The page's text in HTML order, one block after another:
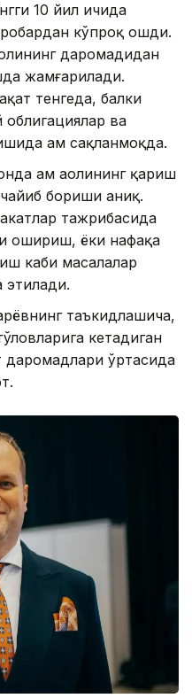
10 йил ичида
кўпроқ ошди.
даромадидан
жамғарилади.
тенгеда, балки
ва
ҳам сақланмоқда.
ҳам аҳолининг қариш
бориши аниқ.
тажрибасида
ошириш, ёки нафақа
каби масалалар
этилади.
таъкидлашича,
кетадиган
ўртасида